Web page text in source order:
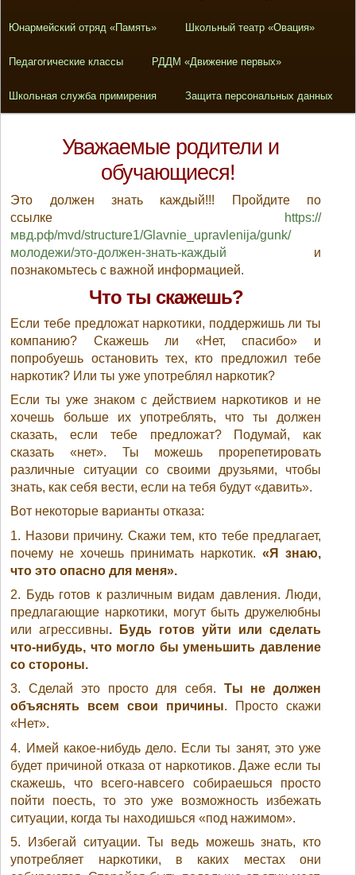
Юнармейский отряд «Память» Школьный театр «Овация»
Педагогические классы РДДМ «Движение первых»
Школьная служба примирения Защита персональных данных
Уважаемые родители и
обучающиеся!
Это должен знать каждый!!! Пройдите по
ссылке
https://
мвд.рф/mvd/structure1/Glavnie_upravlenija/gunk/
молодежи/это-должен-знать-каждый и
познакомьтесь с важной информацией.
Что ты скажешь?
Если тебе предложат наркотики, поддержишь ли ты
компанию? Скажешь ли «Нет, спасибо» и
попробуешь остановить тех, кто предложил тебе
наркотик? Или ты уже употреблял наркотик?
Если ты уже знаком с действием наркотиков и не
хочешь больше их употреблять, что ты должен
сказать, если тебе предложат? Подумай, как
сказать «нет». Ты можешь прорепетировать
различные ситуации со своими друзьями, чтобы
знать, как себя вести, если на тебя будут «давить».
Вот некоторые варианты отказа:
1. Назови причину. Скажи тем, кто тебе предлагает,
почему не хочешь принимать наркотик. «Я знаю,
что это опасно для меня».
2. Будь готов к различным видам давления. Люди,
предлагающие наркотики, могут быть дружелюбны
или агрессивны. Будь готов уйти или сделать
что-нибудь, что могло бы уменьшить давление
со стороны.
3. Сделай это просто для себя. Ты не должен
объяснять всем свои причины. Просто скажи
«Нет».
4. Имей какое-нибудь дело. Если ты занят, это уже
будет причиной отказа от наркотиков. Даже если ты
скажешь, что всего-навсего собираешься просто
пойти поесть, то это уже возможность избежать
ситуации, когда ты находишься «под нажимом».
5. Избегай ситуации. Ты ведь можешь знать, кто
употребляет наркотики, в каких местах они